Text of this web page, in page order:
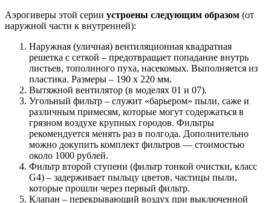
Аэрогиверы этой серии устроены следующим образом (от
наружной части к внутренней):
Наружная (уличная) вентиляционная квадратная
решетка с сеткой – предотвращает попадание внутрь
листьев, тополиного пуха, насекомых. Выполняется из
пластика. Размеры – 190 х 220 мм.
Вытяжной вентилятор (в моделях 01 и 07).
Угольный фильтр – служит «барьером» пыли, саже и
различным примесям, которые могут содержаться в
грязном воздухе крупных городов. Фильтры
рекомендуется менять раз в полгода. Дополнительно
можно докупить комплект фильтров — стоимостью
около 1000 рублей.
Фильтр второй ступени (фильтр тонкой очистки, класс
G4) – задерживает пыльцу цветов, частицы пыли,
которые прошли через первый фильтр.
Клапан – перекрывающий воздух при выключенной